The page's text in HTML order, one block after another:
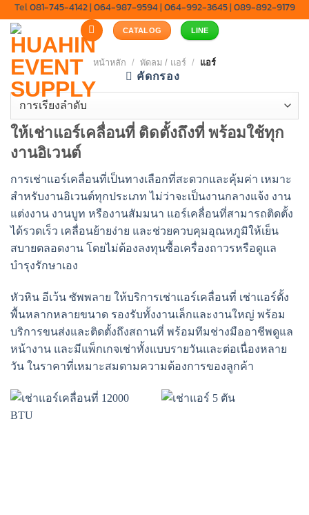
Skip
content
Tel081-745-4142| 064-987-9594| 064-992-3645| 089-892-9179
CATALOG LINE
หน้าหลัก / พัดลม / แอร์ / แอร์
คัดกรอง
ให้เช่าแอร์เคลื่อนที่ ติดตั้งถึงที่ พร้อมใช้ทุก
งานอิเวนต์
การเช่าแอร์เคลื่อนที่เป็นทางเลือกที่สะดวกและคุ้มค่า เหมาะ
สำหรับงานอิเวนต์ทุกประเภท ไม่ว่าจะเป็นงานกลางแจ้ง งาน
แต่งงาน งานบูท หรืองานสัมมนา แอร์เคลื่อนที่สามารถติดตั้ง
ได้รวดเร็ว เคลื่อนย้ายง่าย และช่วยควบคุมอุณหภูมิให้เย็น
สบายตลอดงาน โดยไม่ต้องลงทุนซื้อเครื่องถาวรหรือดูแล
บำรุงรักษาเอง
หัวหิน อีเว้น ซัพพลาย ให้บริการเช่าแอร์เคลื่อนที่ เช่าแอร์ตั้ง
พื้นหลากหลายขนาด รองรับทั้งงานเล็กและงานใหญ่ พร้อม
บริการขนส่งและติดตั้งถึงสถานที่ พร้อมทีมช่างมืออาชีพดูแล
หน้างาน และมีแพ็กเกจเช่าทั้งแบบรายวันและต่อเนื่องหลาย
วัน ในราคาที่เหมาะสมตามความต้องการของลูกค้า